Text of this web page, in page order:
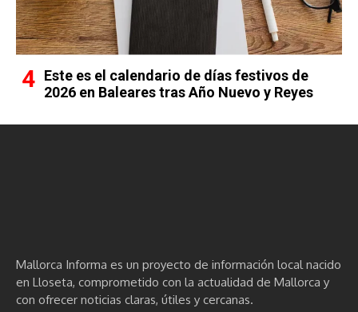
Este es el calendario de días festivos de
2026 en Baleares tras Año Nuevo y Reyes
Mallorca Informa es un proyecto de información local nacido
en Lloseta, comprometido con la actualidad de Mallorca y
con ofrecer noticias claras, útiles y cercanas.